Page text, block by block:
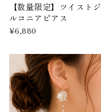
【数量限定】ツイストジ
ルコニアピアス
¥6,880